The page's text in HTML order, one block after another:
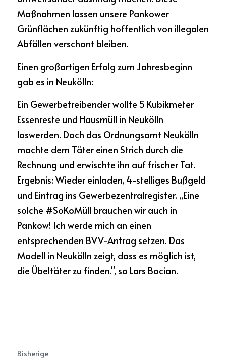
Maßnahmen lassen unsere Pankower
Grünflächen zukünftig hoffentlich von illegalen
Abfällen verschont bleiben.
Einen großartigen Erfolg zum Jahresbeginn
gab es in Neukölln:
Ein Gewerbetreibender wollte 5 Kubikmeter
Essenreste und Hausmüll in Neukölln
loswerden. Doch das Ordnungsamt Neukölln
machte dem Täter einen Strich durch die
Rechnung und erwischte ihn auf frischer Tat.
Ergebnis: Wieder einladen, 4-stelliges Bußgeld
und Eintrag ins Gewerbezentralregister. ,,Eine
solche #SoKoMüll brauchen wir auch in
Pankow! Ich werde mich an einen
entsprechenden BVV-Antrag setzen. Das
Modell in Neukölln zeigt, dass es möglich ist,
die Übeltäter zu finden.'', so Lars Bocian.
Bisherige